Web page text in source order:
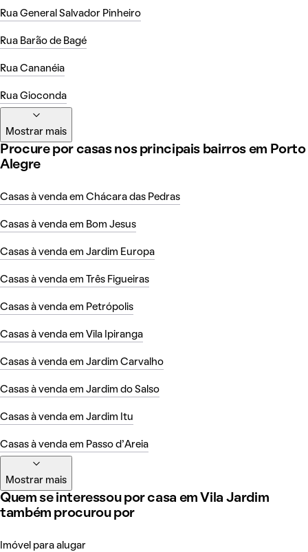
Rua General Salvador Pinheiro
Rua Barão de Bagé
Rua Cananéia
Rua Gioconda
Mostrar mais
Procure por casas nos principais bairros em Porto
Alegre
Casas à venda em Chácara das Pedras
Casas à venda em Bom Jesus
Casas à venda em Jardim Europa
Casas à venda em Três Figueiras
Casas à venda em Petrópolis
Casas à venda em Vila Ipiranga
Casas à venda em Jardim Carvalho
Casas à venda em Jardim do Salso
Casas à venda em Jardim Itu
Casas à venda em Passo d'Areia
Mostrar mais
Quem se interessou por casa em Vila Jardim
também procurou por
Imóvel para alugar